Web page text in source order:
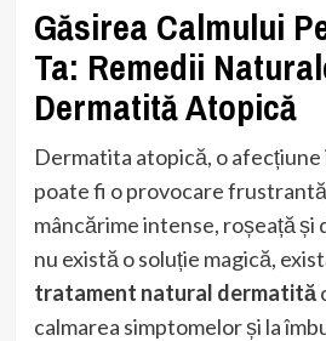
Găsirea Calmului
Ta: Remedii
Dermatită Atopică
Dermatita atopică, o
poate fi o provocare
mâncărime intense, roșeață și
nu există o soluție magică,
tratament natural dermatită
calmarea simptomelor și la